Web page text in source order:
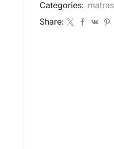
Categories:
Share: